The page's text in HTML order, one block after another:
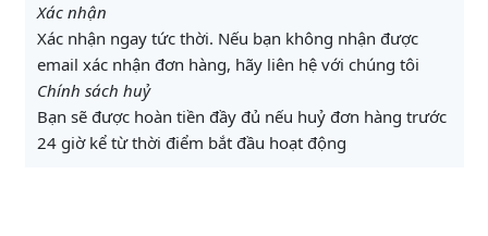
Xác nhận
Xác nhận ngay tức thời. Nếu bạn không nhận được
email xác nhận đơn hàng, hãy liên hệ với chúng tôi
Chính sách huỷ
Bạn sẽ được hoàn tiền đầy đủ nếu huỷ đơn hàng trước
24 giờ kể từ thời điểm bắt đầu hoạt động